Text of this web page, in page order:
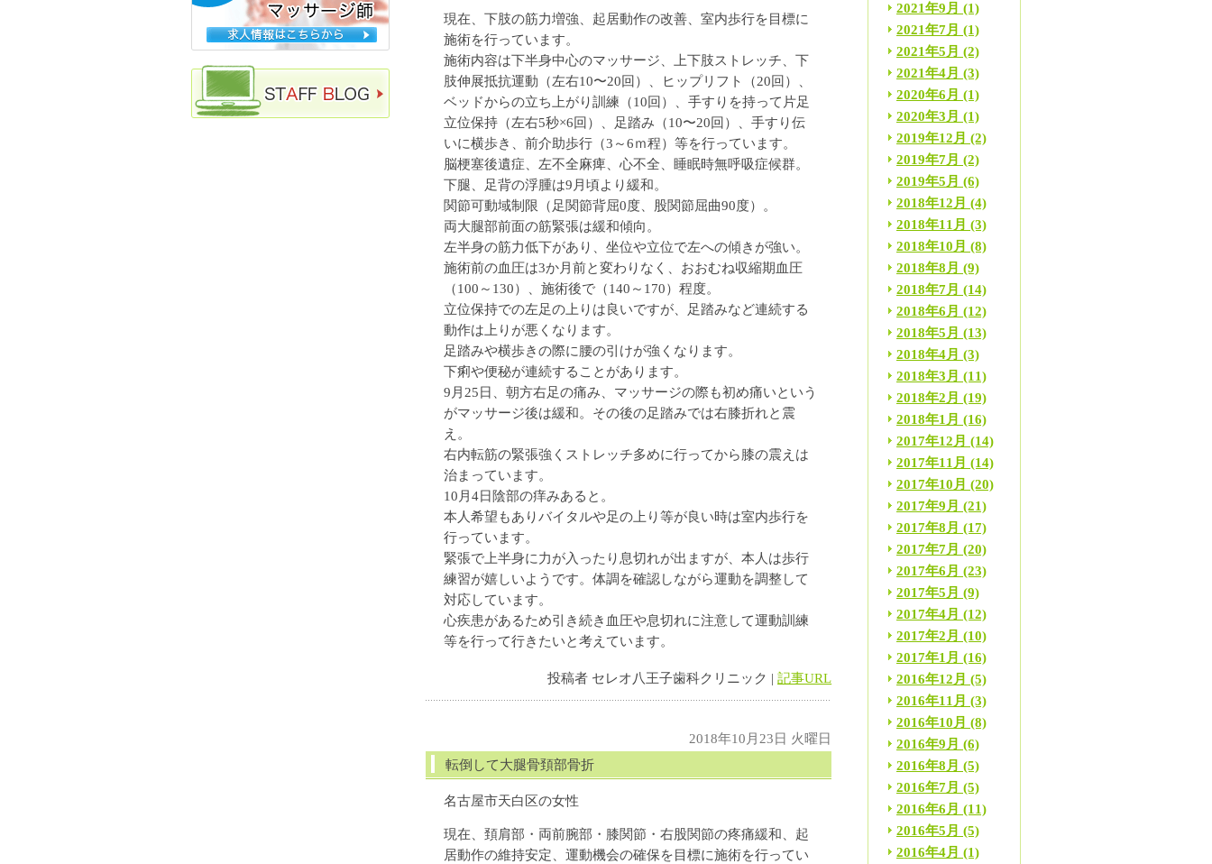
現在、下肢の筋力増強、起居動作の改善、室内歩行を目標に
施術を行っています。
施術内容は下半身中心のマッサージ、上下肢ストレッチ、下
肢伸展抵抗運動（左右10〜20回）、ヒップリフト（20回）、
ベッドからの立ち上がり訓練（10回）、手すりを持って片足
立位保持（左右5秒×6回）、足踏み（10〜20回）、手すり伝
いに横歩き、前介助歩行（3～6ｍ程）等を行っています。
脳梗塞後遺症、左不全麻痺、心不全、睡眠時無呼吸症候群。
下腿、足背の浮腫は9月頃より緩和。
関節可動域制限（足関節背屈0度、股関節屈曲90度）。
両大腿部前面の筋緊張は緩和傾向。
左半身の筋力低下があり、坐位や立位で左への傾きが強い。
施術前の血圧は3か月前と変わりなく、おおむね収縮期血圧
（100～130）、施術後で（140～170）程度。
立位保持での左足の上りは良いですが、足踏みなど連続する
動作は上りが悪くなります。
足踏みや横歩きの際に腰の引けが強くなります。
下痢や便秘が連続することがあります。
9月25日、朝方右足の痛み、マッサージの際も初め痛いという
がマッサージ後は緩和。その後の足踏みでは右膝折れと震
え。
右内転筋の緊張強くストレッチ多めに行ってから膝の震えは
治まっています。
10月4日陰部の痒みあると。
本人希望もありバイタルや足の上り等が良い時は室内歩行を
行っています。
緊張で上半身に力が入ったり息切れが出ますが、本人は歩行
練習が嬉しいようです。体調を確認しながら運動を調整して
対応しています。
心疾患があるため引き続き血圧や息切れに注意して運動訓練
等を行って行きたいと考えています。
投稿者 セレオ八王子歯科クリニック |記事URL
2018年10月23日 火曜日
転倒して大腿骨頚部骨折
名古屋市天白区の女性
現在、頚肩部・両前腕部・膝関節・右股関節の疼痛緩和、起
居動作の維持安定、運動機会の確保を目標に施術を行ってい
2021年9月 (1)
2021年7月 (1)
2021年5月 (2)
2021年4月 (3)
2020年6月 (1)
2020年3月 (1)
2019年12月 (2)
2019年7月 (2)
2019年5月 (6)
2018年12月 (4)
2018年11月 (3)
2018年10月 (8)
2018年8月 (9)
2018年7月 (14)
2018年6月 (12)
2018年5月 (13)
2018年4月 (3)
2018年3月 (11)
2018年2月 (19)
2018年1月 (16)
2017年12月 (14)
2017年11月 (14)
2017年10月 (20)
2017年9月 (21)
2017年8月 (17)
2017年7月 (20)
2017年6月 (23)
2017年5月 (9)
2017年4月 (12)
2017年2月 (10)
2017年1月 (16)
2016年12月 (5)
2016年11月 (3)
2016年10月 (8)
2016年9月 (6)
2016年8月 (5)
2016年7月 (5)
2016年6月 (11)
2016年5月 (5)
2016年4月 (1)